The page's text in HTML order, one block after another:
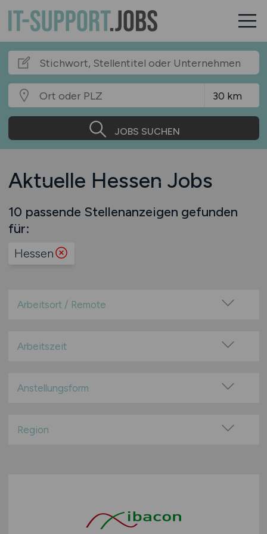
JOBS SUCHEN
Aktuelle Hessen Jobs
10 passende Stellenanzeigen gefunden
für:
Hessen
Arbeitsort / Remote
Home-Office möglich / Hybrid
Remote aus dem Ausland möglich
Arbeitszeit
Teilzeit
Anstellungsform
befristete Anstellung
geringfügige Beschäftigung / Minijob
Region